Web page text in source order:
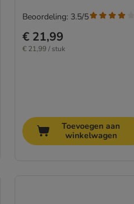
€ 21,99
€ 21,99 / stuk
Beoordeling: 3.5/5
Toevoegen aan
winkelwagen